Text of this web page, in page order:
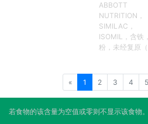
ABBOTT
NUTRITION，
SIMILAC，
ISOMIL，含铁，
粉，未经复原（
« 1 2 3 4 5
若食物的该含量为空值或零则不显示该食物。